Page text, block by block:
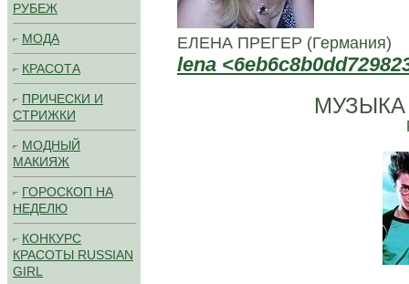
РУБЕЖ
МОДА
КРАСОТА
ПРИЧЕСКИ И
СТРИЖКИ
МОДНЫЙ
МАКИЯЖ
ГОРОСКОП НА
НЕДЕЛЮ
КОНКУРС
КРАСОТЫ RUSSIAN
GIRL
ЕЛЕНА ПРЕГЕР (Германия)
lena